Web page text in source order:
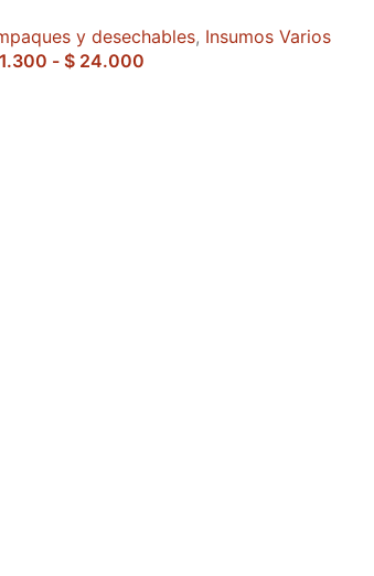
y desechables, Insumos Varios
- $ 24.000